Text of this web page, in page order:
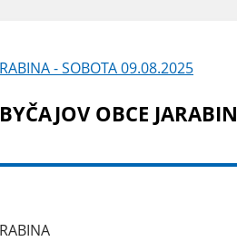
- SOBOTA 09.08.2025
OBCE